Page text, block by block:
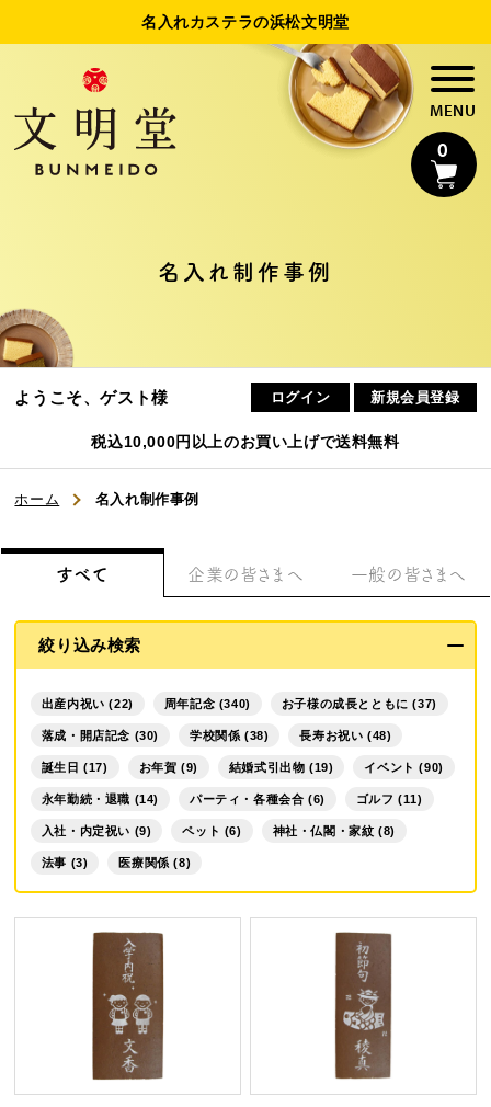
名入れカステラの浜松文明堂
0
制作事例
浜松文明堂について
初めてのお客様へ
ご利用ガイド
お知らせ
お問い合わせ
商品一覧
名入れカステラ（オリジナル）
好きな文字とイラスト
名入れ制作事例
税込10,000円以上のお買い上げで送料無料
ようこそ、ゲスト様 ログイン 新規会員登録
ホーム 名入れ制作事例
すべて 企業の皆さまへ 一般の皆さまへ
絞り込み検索
出産内祝い (22) 周年記念 (340) お子様の成長とともに (37)
落成・開店記念 (30) 学校関係 (38) 長寿お祝い (48)
誕生日 (17) お年賀 (9) 結婚式引出物 (19) イベント (90)
永年勤続・退職 (14) パーティ・各種会合 (6) ゴルフ (11)
入社・内定祝い (9) ペット (6) 神社・仏閣・家紋 (8)
法事 (3) 医療関係 (8)